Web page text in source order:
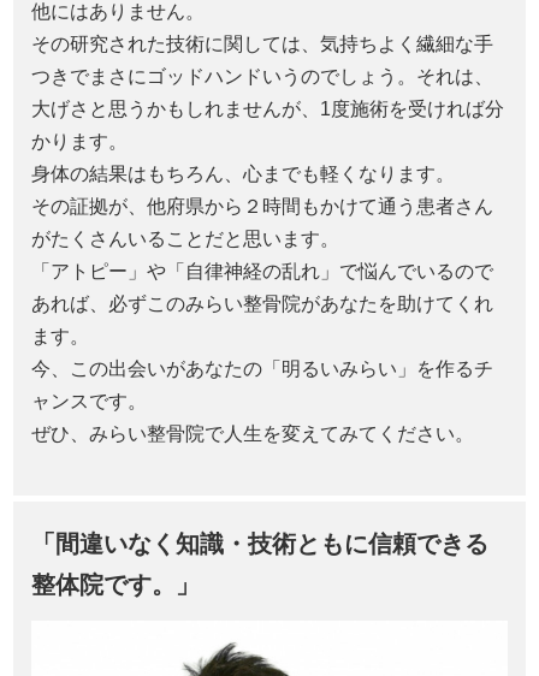
他にはありません。
その研究された技術に関しては、気持ちよく繊細な手
つきでまさにゴッドハンドいうのでしょう。それは、
大げさと思うかもしれませんが、1度施術を受ければ分
かります。
身体の結果はもちろん、心までも軽くなります。
その証拠が、他府県から２時間もかけて通う患者さん
がたくさんいることだと思います。
「アトピー」や「自律神経の乱れ」で悩んでいるので
あれば、必ずこのみらい整骨院があなたを助けてくれ
ます。
今、この出会いがあなたの「明るいみらい」を作るチ
ャンスです。
ぜひ、みらい整骨院で人生を変えてみてください。
「間違いなく知識・技術ともに信頼できる
整体院です。」